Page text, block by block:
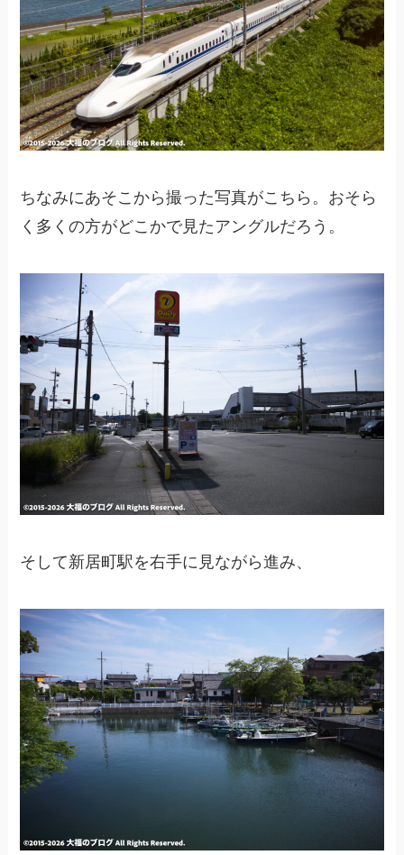
ちなみにあそこから撮った写真がこちら。おそら
く多くの方がどこかで見たアングルだろう。
そして新居町駅を右手に見ながら進み、